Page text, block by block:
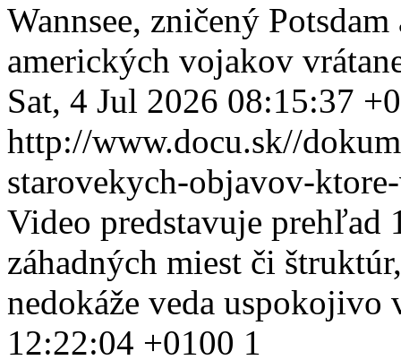
Wannsee, zničený
amerických vojakov
Sat, 4 Jul 2026 08:15:37
http://www.docu.sk//
starovekych-objavov-
Video predstavuje prehľad
záhadných miest či
nedokáže veda
12:22:04 +0100 1